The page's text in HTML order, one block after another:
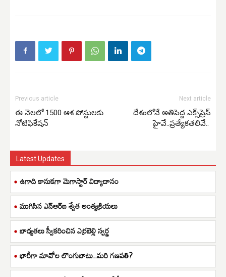
Previous article
ఈ నెలలో 1500 ఆశ పోస్టులకు
నోటిఫికేషన్
Next article
దేశంలోనే అతిపెద్ద ఎక్స్‌ప్రెస్
హైవే..ప్రత్యేకతలివే..
Latest Updates
ఉగాది కానుకగా మెగాస్టార్ విద్యాదానం
ముగిసిన ఎన్ఆర్ఐ శ్వేత అంత్యక్రియలు
బాధ్యతలు స్వీకరించిన ఎర్రబెల్లి స్వర్ణ
భారీగా మావోల లొంగుబాటు..మరి గణపతి?